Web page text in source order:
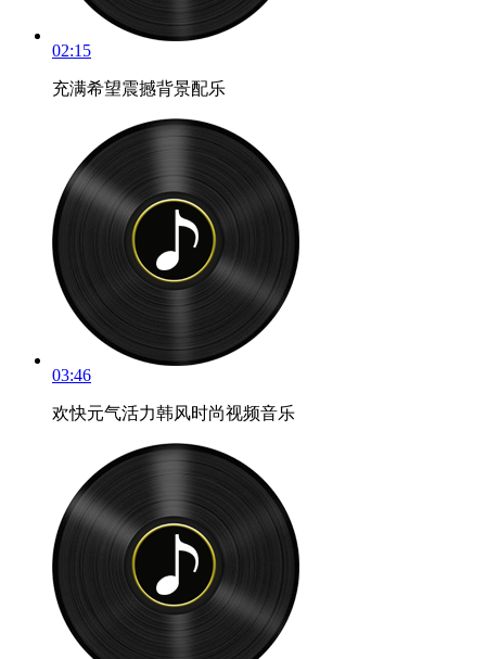
02:15
充满希望震撼背景配乐
03:46
欢快元气活力韩风时尚视频音乐